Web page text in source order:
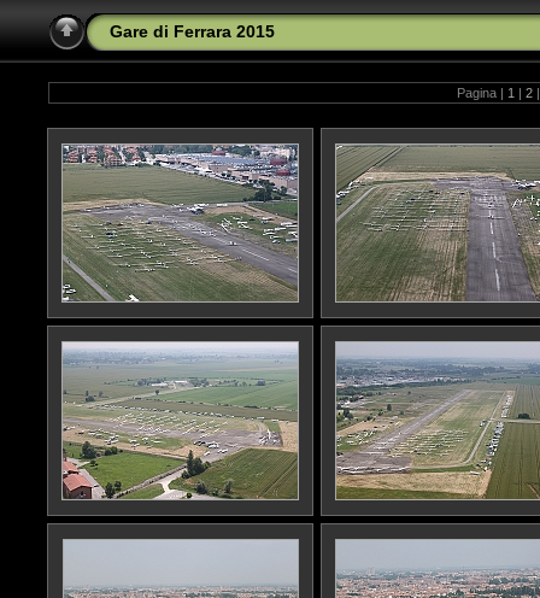
Gare di Ferrara 2015
Pagina | 1 | 2 |